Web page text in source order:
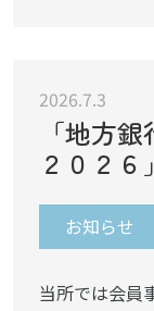
2026.7.3
「地方
２０２
お知らせ
当所では会員